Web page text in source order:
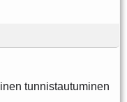
tunnistautuminen